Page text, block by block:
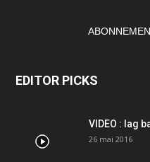
EDITOR PICKS
VIDEO : lag
26 mai 2016